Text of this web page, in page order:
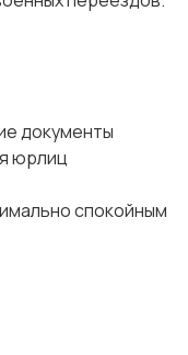
документы
юрлиц
спокойным